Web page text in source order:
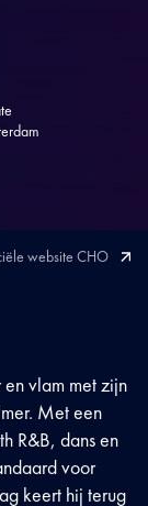
website CHO
vlam met zijn
Met een
R&B, dans en
voor
keert hij terug